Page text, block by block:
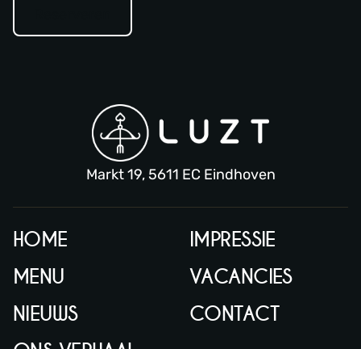
Markt 19, 5611 EC Eindhoven
HOME
MENU
NIEUWS
IMPRESSIE
VACANCIES
CONTACT